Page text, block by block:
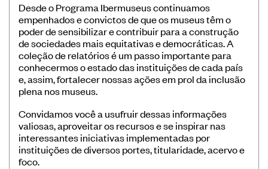
Desde o Programa Ibermuseus continuamos
empenhados e convictos de que os museus têm o
poder de sensibilizar e contribuir para a construção
de sociedades mais equitativas e democráticas. A
coleção de relatórios é um passo importante para
conhecermos o estado das instituições de cada país
e, assim, fortalecer nossas ações em prol da inclusão
plena nos museus.
Convidamos você a usufruir dessas informações
valiosas, aproveitar os recursos e se inspirar nas
interessantes iniciativas implementadas por
instituições de diversos portes, titularidade, acervo e
foco.